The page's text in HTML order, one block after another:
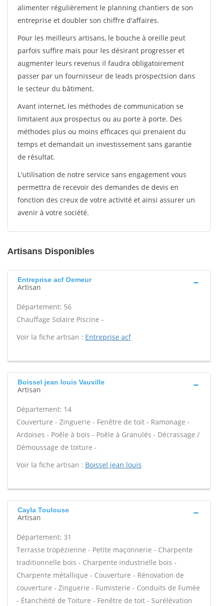
alimenter régulièrement le planning chantiers de son
entreprise et doubler son chiffre d'affaires.
Pour les meilleurs artisans, le bouche à oreille peut
parfois suffire mais pour les désirant progresser et
augmenter leurs revenus il faudra obligatoirement
passer par un fournisseur de leads prospectsion dans
le secteur du bâtiment.
Avant internet, les méthodes de communication se
limitaient aux prospectus ou au porte à porte. Des
méthodes plus ou moins efficaces qui prenaient du
temps et demandait un investissement sans garantie
de résultat.
L'utilisation de notre service sans engagement vous
permettra de recevoir des demandes de devis en
fonction des creux de votre activité et ainsi assurer un
avenir à votre société.
Artisans Disponibles
Entreprise acf Oemeur
Artisan
Département: 56
Chauffage Solaire Piscine -
Voir la fiche artisan : Entreprise acf
Boissel jean louis Vauville
Artisan
Département: 14
Couverture - Zinguerie - Fenêtre de toit - Ramonage -
Ardoises - Poêle à bois - Poêle à Granulés - Décrassage /
Démoussage de toiture -
Voir la fiche artisan : Boissel jean louis
Cayla Toulouse
Artisan
Département: 31
Terrasse tropézienne - Petite maçonnerie - Charpente
traditionnelle bois - Charpente industrielle bois -
Charpente métallique - Couverture - Rénovation de
couverture - Zinguerie - Fumisterie - Conduits de Fumée
- Étanchéité de Toiture - Fenêtre de toit - Surélévation